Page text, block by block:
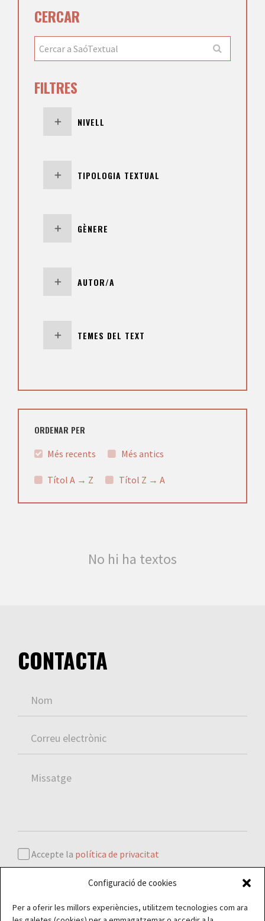
Configuració de cookies
Per a oferir les millors experiències, utilitzem tecnologies com ara
ORDENAR PER
Més recents Més antics
Títol A → Z Títol Z → A
No hi ha textos
CERCAR
FILTRES
NIVELL
TIPOLOGIA TEXTUAL
GÈNERE
AUTOR/A
TEMES DEL TEXT
CONTACTA
Accepte la política de privacitat